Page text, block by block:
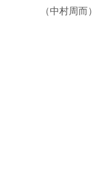
（中村周而）